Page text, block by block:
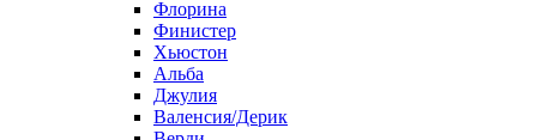
Флорина
Финистер
Хьюстон
Альба
Джулия
Валенсия/Дерик